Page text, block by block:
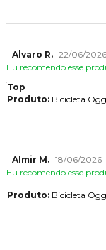
Alvaro R. 22/06/2026
Eu recomendo esse
Top
Produto:Bicicleta
Almir M. 18/06/2026
Eu recomendo esse
Produto:Bicicleta